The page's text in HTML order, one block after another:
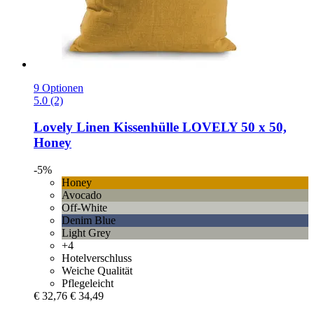
9 Optionen
5.0 (2)
Lovely Linen Kissenhülle LOVELY 50 x 50,
Honey
-5%
Honey
Avocado
Off-White
Denim Blue
Light Grey
+4
Hotelverschluss
Weiche Qualität
Pflegeleicht
€ 32,76 € 34,49